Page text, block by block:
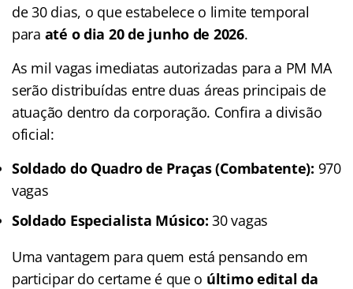
de 30 dias, o que estabelece o limite temporal
para até o dia 20 de junho de 2026.
As mil vagas imediatas autorizadas para a PM MA
serão distribuídas entre duas áreas principais de
atuação dentro da corporação. Confira a divisão
oficial:
Soldado do Quadro de Praças (Combatente): 970
vagas
Soldado Especialista Músico: 30 vagas
Uma vantagem para quem está pensando em
participar do certame é que o último edital da